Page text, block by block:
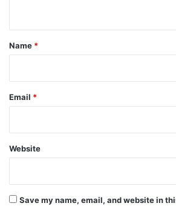
*
Name *
Email *
Website
Save my name, email, and website in